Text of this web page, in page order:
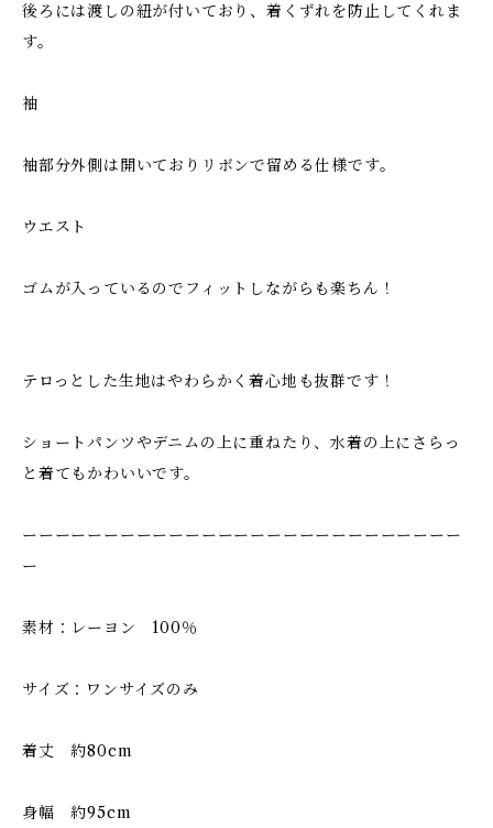
後ろには渡しの紐が付いており、着くずれを防止してくれま
す。
袖
袖部分外側は開いておりリボンで留める仕様です。
ウエスト
ゴムが入っているのでフィットしながらも楽ちん！
テロっとした生地はやわらかく着心地も抜群です！
ショートパンツやデニムの上に重ねたり、水着の上にさらっ
と着てもかわいいです。
ーーーーーーーーーーーーーーーーーーーーーーーーーーー
ー
素材：レーヨン 100％
サイズ：ワンサイズのみ
着丈 約80cm
身幅 約95cm